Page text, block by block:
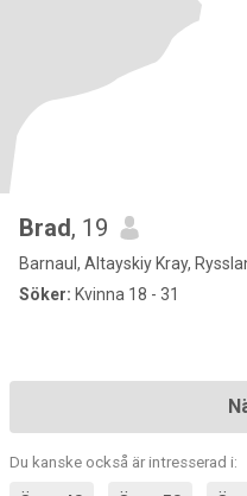
Brad, 19
Barnaul, Altayskiy Kray,
Söker: Kvinna 18 - 31
Du kanske också är intresserad i: